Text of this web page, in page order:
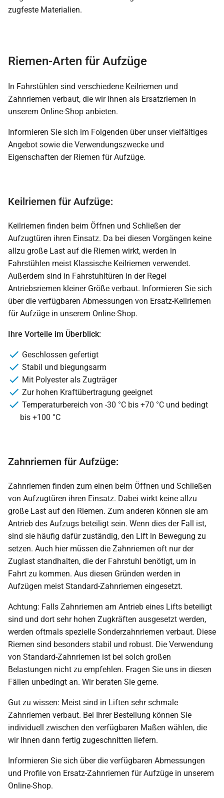
zugfeste Materialien.
Riemen-Arten für Aufzüge
In Fahrstühlen sind verschiedene Keilriemen und
Zahnriemen verbaut, die wir Ihnen als Ersatzriemen in
unserem Online-Shop anbieten.
Informieren Sie sich im Folgenden über unser vielfältiges
Angebot sowie die Verwendungszwecke und
Eigenschaften der Riemen für Aufzüge.
Keilriemen für Aufzüge:
Keilriemen finden beim Öffnen und Schließen der
Aufzugtüren ihren Einsatz. Da bei diesen Vorgängen keine
allzu große Last auf die Riemen wirkt, werden in
Fahrstühlen meist Klassische Keilriemen verwendet.
Außerdem sind in Fahrstuhltüren in der Regel
Antriebsriemen kleiner Größe verbaut. Informieren Sie sich
über die verfügbaren Abmessungen von Ersatz-Keilriemen
für Aufzüge in unserem Online-Shop.
Ihre Vorteile im Überblick:
Geschlossen gefertigt
Stabil und biegungsarm
Mit Polyester als Zugträger
Zur hohen Kraftübertragung geeignet
Temperaturbereich von -30 °C bis +70 °C und bedingt
bis +100 °C
Zahnriemen für Aufzüge:
Zahnriemen finden zum einen beim Öffnen und Schließen
von Aufzugtüren ihren Einsatz. Dabei wirkt keine allzu
große Last auf den Riemen. Zum anderen können sie am
Antrieb des Aufzugs beteiligt sein. Wenn dies der Fall ist,
sind sie häufig dafür zuständig, den Lift in Bewegung zu
setzen. Auch hier müssen die Zahnriemen oft nur der
Zuglast standhalten, die der Fahrstuhl benötigt, um in
Fahrt zu kommen. Aus diesen Gründen werden in
Aufzügen meist Standard-Zahnriemen eingesetzt.
Achtung: Falls Zahnriemen am Antrieb eines Lifts beteiligt
sind und dort sehr hohen Zugkräften ausgesetzt werden,
werden oftmals spezielle Sonderzahnriemen verbaut. Diese
Riemen sind besonders stabil und robust. Die Verwendung
von Standard-Zahnriemen ist bei solch großen
Belastungen nicht zu empfehlen. Fragen Sie uns in diesen
Fällen unbedingt an. Wir beraten Sie gerne.
Gut zu wissen: Meist sind in Liften sehr schmale
Zahnriemen verbaut. Bei Ihrer Bestellung können Sie
individuell zwischen den verfügbaren Maßen wählen, die
wir Ihnen dann fertig zugeschnitten liefern.
Informieren Sie sich über die verfügbaren Abmessungen
und Profile von Ersatz-Zahnriemen für Aufzüge in unserem
Online-Shop.